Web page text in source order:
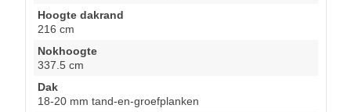
Hoogte dakrand
216 cm
Nokhoogte
337.5 cm
Dak
18-20 mm tand-en-groefplanken